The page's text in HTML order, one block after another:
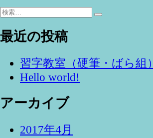
検
検
最近の投稿
習字教室（硬筆・ばら組）
Hello world!
アーカイブ
2017年4月